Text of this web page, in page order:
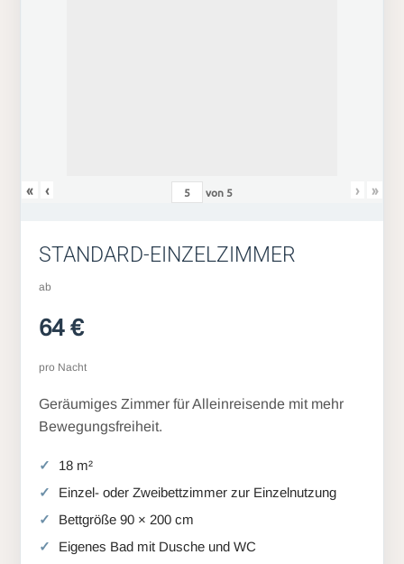
« ‹ von 5 › »
STANDARD-EINZELZIMMER
ab
64 €
pro Nacht
Geräumiges Zimmer für Alleinreisende mit mehr
Bewegungsfreiheit.
18 m²
Einzel- oder Zweibettzimmer zur Einzelnutzung
Bettgröße 90 × 200 cm
Eigenes Bad mit Dusche und WC